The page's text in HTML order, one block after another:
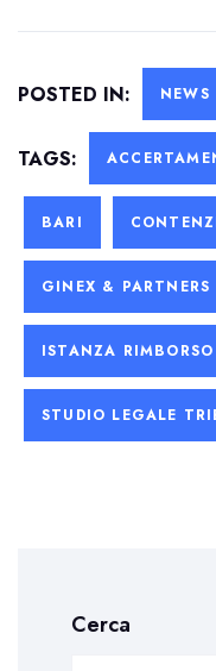
POSTED IN: NEWS
TAGS:
BARI
GINEX & PARTNERS
ISTANZA RIMBORSO
STUDIO LEGALE
Cerca